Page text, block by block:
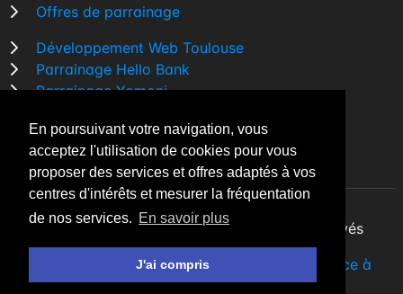
En poursuivant votre navigation, vous
acceptez l'utilisation de cookies pour vous
proposer des services et offres adaptés à vos
centres d'intérêts et mesurer la fréquentation
de nos services. En savoir plus
J'ai compris
Offres de parrainage
Développement Web Toulouse
Parrainage Hello Bank
Parrainage Yomoni
Comparatif banque
By Night v5.7.3| © 2026 - Tous droits réservés
par undéveloppeur Web Freelance à
Toulouse